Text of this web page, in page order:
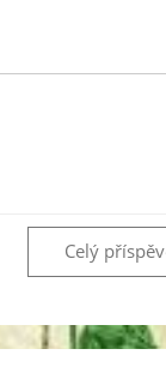
Celý